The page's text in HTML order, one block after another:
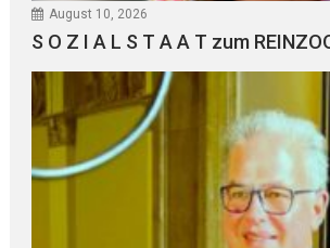
August 10, 2026
S O Z I A L S T A A T zum